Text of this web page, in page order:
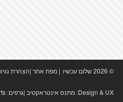
© 2026 שלום עכשיו | מפת אתר|הצהרת
Design & UX: מתנס אינטראקטיב|גרפים: